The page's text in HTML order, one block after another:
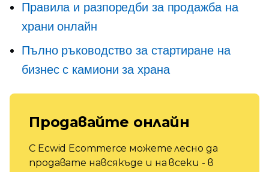
Правила и разпоредби за продажба на
храни онлайн
Пълно ръководство за стартиране на
бизнес с камиони за храна
Продавайте онлайн
С Ecwid Ecommerce можете лесно да
продавате навсякъде и на всеки - в